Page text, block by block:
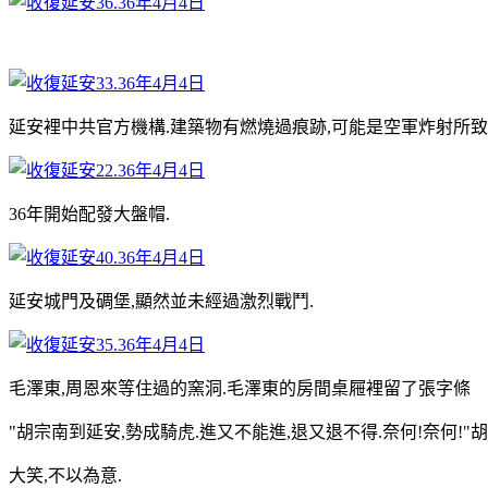
延安裡中共官方機構.建築物有燃燒過痕跡,可能是空軍炸射所
36年開始配發大盤帽.
延安城門及碉堡,顯然並未經過激烈戰鬥.
毛澤東,周恩來等住過的窯洞.毛澤東的房間桌屜裡留了張字條
"胡宗南到延安,勢成騎虎.進又不能進,退又退不得.奈何!奈何!"
大笑,不以為意.